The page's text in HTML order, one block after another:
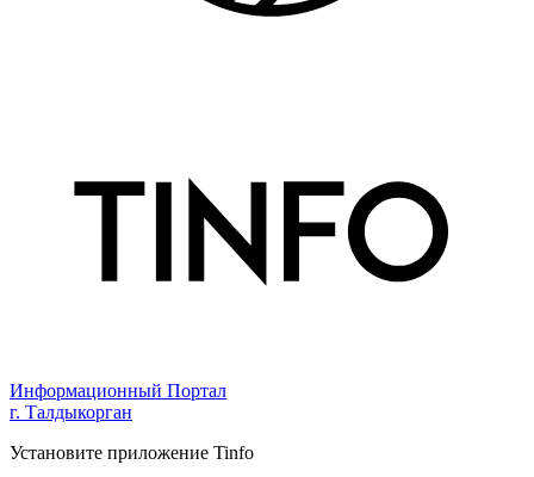
Информационный Портал
г. Талдыкорган
Установите приложение Tinfo